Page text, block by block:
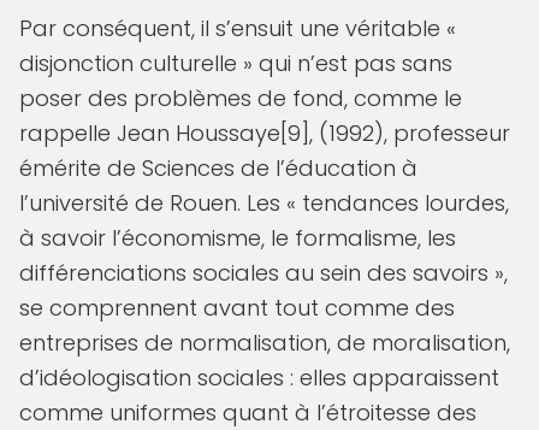
Par conséquent, il s’ensuit une véritable «
disjonction culturelle » qui n’est pas sans
poser des problèmes de fond, comme le
rappelle Jean Houssaye[9], (1992), professeur
émérite de Sciences de l’éducation à
l’université de Rouen. Les « tendances lourdes,
à savoir l’économisme, le formalisme, les
différenciations sociales au sein des savoirs »,
se comprennent avant tout comme des
entreprises de normalisation, de moralisation,
d’idéologisation sociales : elles apparaissent
comme uniformes quant à l’étroitesse des